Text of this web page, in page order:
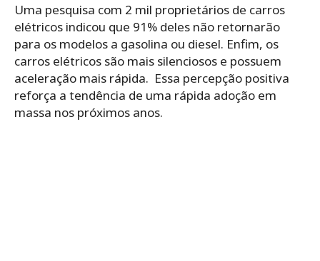
Uma pesquisa com 2 mil proprietários de carros
elétricos indicou que 91% deles não retornarão
para os modelos a gasolina ou diesel. Enfim, os
carros elétricos são mais silenciosos e possuem
aceleração mais rápida. Essa percepção positiva
reforça a tendência de uma rápida adoção em
massa nos próximos anos.